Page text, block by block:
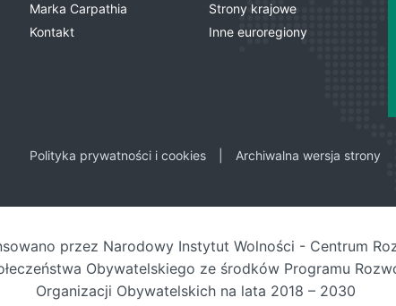
Marka Carpathia
Kontakt
Strony krajowe
Inne euroregiony
Polityka prywatności i cookies Archiwalna wersja strony
przez Narodowy Instytut Wolności - Centrum
Obywatelskiego ze środków Programu
Organizacji Obywatelskich na lata 2018 – 2030